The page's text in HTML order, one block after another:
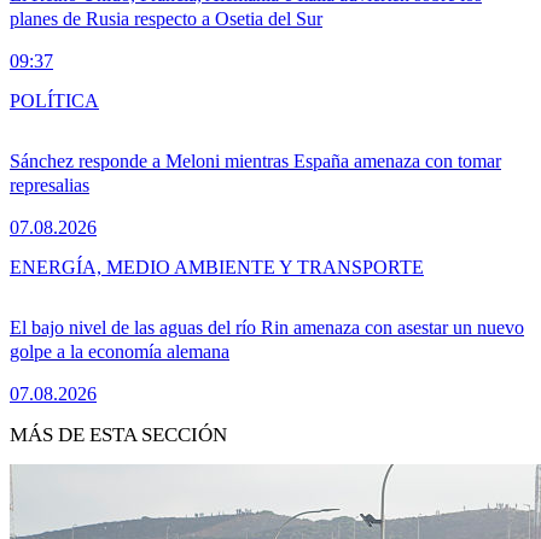
planes de Rusia respecto a Osetia del Sur
09:37
Sánchez responde a Meloni mientras España amenaza con tomar
represalias
07.08.2026
POLÍTICA
El bajo nivel de las aguas del río Rin amenaza con asestar un nuevo
golpe a la economía alemana
07.08.2026
ENERGÍA, MEDIO AMBIENTE Y TRANSPORTE
MÁS DE ESTA SECCIÓN